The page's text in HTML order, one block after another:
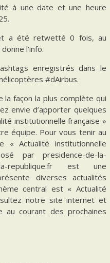
à une date et une heure
a été retwetté 0 fois, au
l’info.
enregistrés dans le
#dAirbus.
façon la plus complète qui
envie d’apporter quelques
institutionnelle française »
équipe. Pour vous tenir au
Actualité institutionnelle
par presidence-de-la-
la-republique.fr est une
diverses actualités
central est « Actualité
notre site internet et
au courant des prochaines